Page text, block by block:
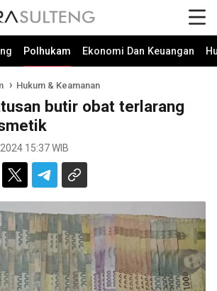
Polhukam Ekonomi Dan Keuangan
Hukum & Keamanan
butir obat terlarang
15:37 WIB